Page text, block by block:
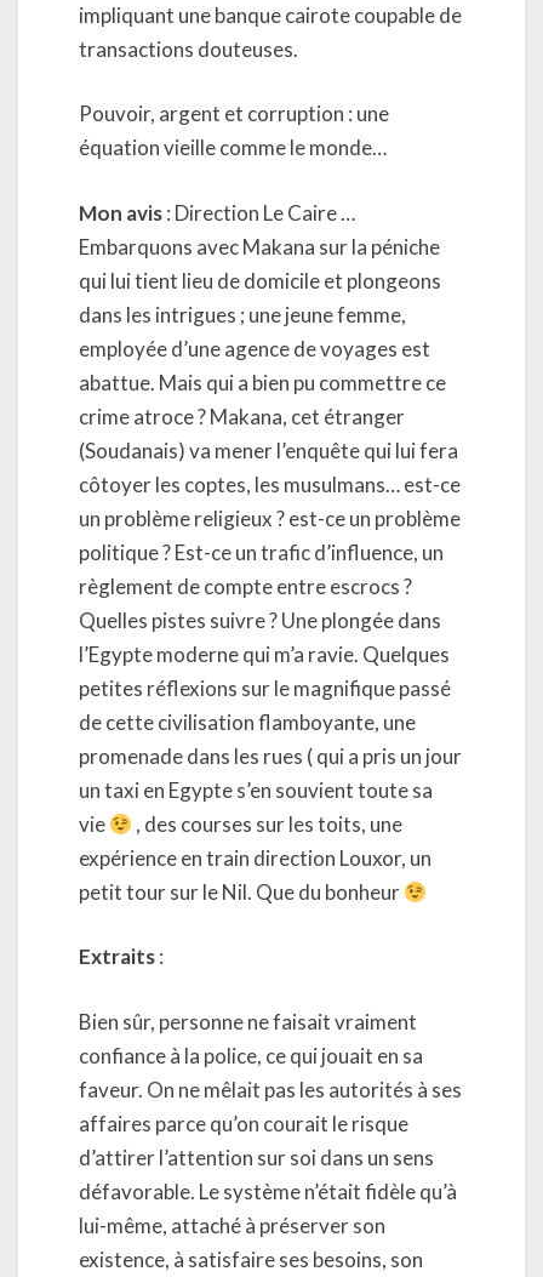
impliquant une banque cairote coupable de
transactions douteuses.
Pouvoir, argent et corruption : une
équation vieille comme le monde…
Mon avis: Direction Le Caire …
Embarquons avec Makana sur la péniche
qui lui tient lieu de domicile et plongeons
dans les intrigues ; une jeune femme,
employée d’une agence de voyages est
abattue. Mais qui a bien pu commettre ce
crime atroce ? Makana, cet étranger
(Soudanais) va mener l’enquête qui lui fera
côtoyer les coptes, les musulmans… est-ce
un problème religieux ? est-ce un problème
politique ? Est-ce un trafic d’influence, un
règlement de compte entre escrocs ?
Quelles pistes suivre ? Une plongée dans
l’Egypte moderne qui m’a ravie. Quelques
petites réflexions sur le magnifique passé
de cette civilisation flamboyante, une
promenade dans les rues ( qui a pris un jour
un taxi en Egypte s’en souvient toute sa
vie
, des courses sur les toits, une
expérience en train direction Louxor, un
petit tour sur le Nil. Que du bonheur
Extraits:
Bien sûr, personne ne faisait vraiment
confiance à la police, ce qui jouait en sa
faveur. On ne mêlait pas les autorités à ses
affaires parce qu’on courait le risque
d’attirer l’attention sur soi dans un sens
défavorable. Le système n’était fidèle qu’à
lui-même, attaché à préserver son
existence, à satisfaire ses besoins, son